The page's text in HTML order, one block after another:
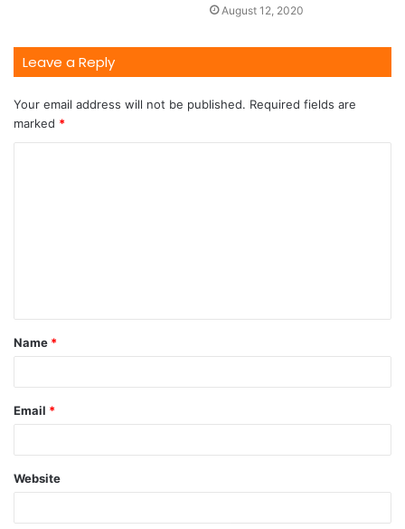
August 12, 2020
Leave a Reply
Your email address will not be published. Required fields are
marked *
Name *
Email *
Website